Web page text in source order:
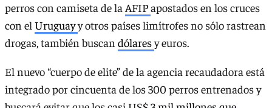
perros con camiseta de la AFIPapostados en los cruces
con el Uruguayy otros países limítrofes no sólo rastrean
drogas, también buscan dólaresy euros.
El nuevo “cuerpo de elite” de la agencia recaudadora está
integrado por cincuenta de los 300 perros entrenados y